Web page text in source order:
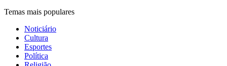
Temas mais populares
Noticiário
Cultura
Esportes
Política